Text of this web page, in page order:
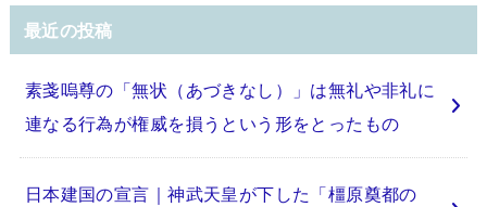
最近の投稿
素戔嗚尊の「無状（あづきなし）」は無礼や非礼に
連なる行為が権威を損うという形をとったもの
日本建国の宣言｜神武天皇が下した「橿原奠都の